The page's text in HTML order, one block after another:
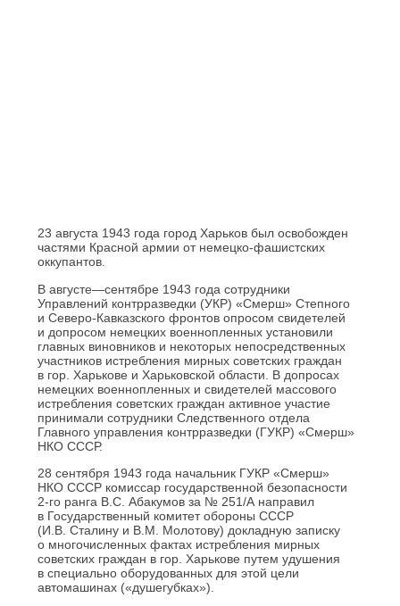
23 августа 1943 года город Харьков был освобожден
частями Красной армии от немецко-фашистских
оккупантов.
В августе—сентябре 1943 года сотрудники
Управлений контрразведки (УКР) «Смерш» Степного
и Северо-Кавказского фронтов опросом свидетелей
и допросом немецких военнопленных установили
главных виновников и некоторых непосредственных
участников истребления мирных советских граждан
в гор. Харькове и Харьковской области. В допросах
немецких военнопленных и свидетелей массового
истребления советских граждан активное участие
принимали сотрудники Следственного отдела
Главного управления контрразведки (ГУКР) «Смерш»
НКО СССР.
28 сентября 1943 года начальник ГУКР «Смерш»
НКО СССР комиссар государственной безопасности
2-го ранга В.С. Абакумов за № 251/А направил
в Государственный комитет обороны СССР
(И.В. Сталину и В.М. Молотову) докладную записку
о многочисленных фактах истребления мирных
советских граждан в гор. Харькове путем удушения
в специально оборудованных для этой цели
автомашинах («душегубках»).